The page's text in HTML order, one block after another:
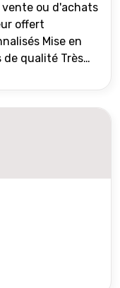
vente ou d'achats
Mise en
de qualité Très
des
financiers
Inter agence